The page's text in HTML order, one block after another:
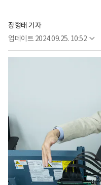
장형태 기자
업데이트 2024.09.25. 10:52